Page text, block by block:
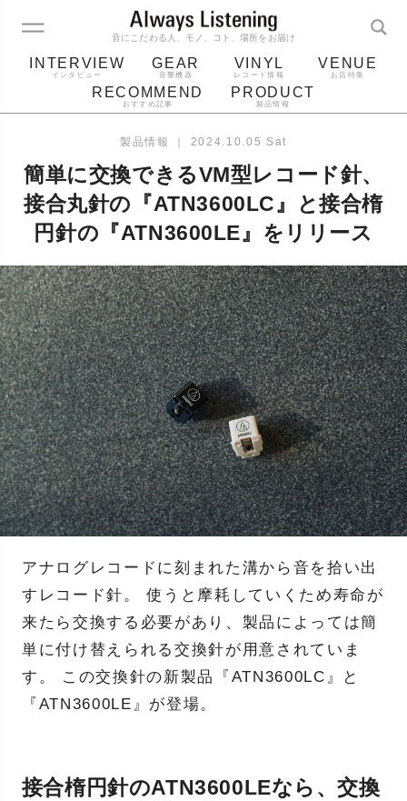
音にこだわる人、モノ、コト、場所をお届け
INTERVIEW
インタビュー
GEAR
音響機器
VINYL
レコード情報
VENUE
お店特集
RECOMMEND
おすすめ記事
PRODUCT
製品情報
ジャケット bluetooth
レコード針
製品情報 ｜ 2024.10.05 Sat
簡単に交換できるVM型レコード針、
接合丸針の『ATN3600LC』と接合楕
円針の『ATN3600LE』をリリース
アナログレコードに刻まれた溝から音を拾い出
すレコード針。 使うと摩耗していくため寿命が
来たら交換する必要があり、製品によっては簡
単に付け替えられる交換針が用意されていま
す。 この交換針の新製品『ATN3600LC』と
『ATN3600LE』が登場。
接合楕円針のATN3600LEなら、交換